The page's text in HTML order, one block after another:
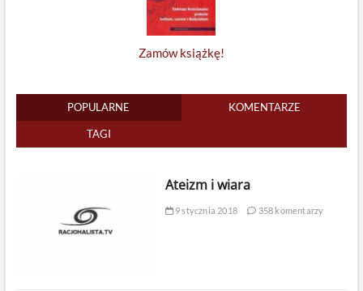
Zamów książkę!
POPULARNE KOMENTARZE
TAGI
Ateizm i wiara
9 stycznia 2018 358 komentarzy